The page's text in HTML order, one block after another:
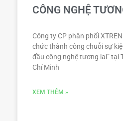
CÔNG NGHỆ
Công ty CP phân phối
chức thành công chuỗi sự
đầu công nghệ tương lai” tại
Chí Minh
XEM THÊM »